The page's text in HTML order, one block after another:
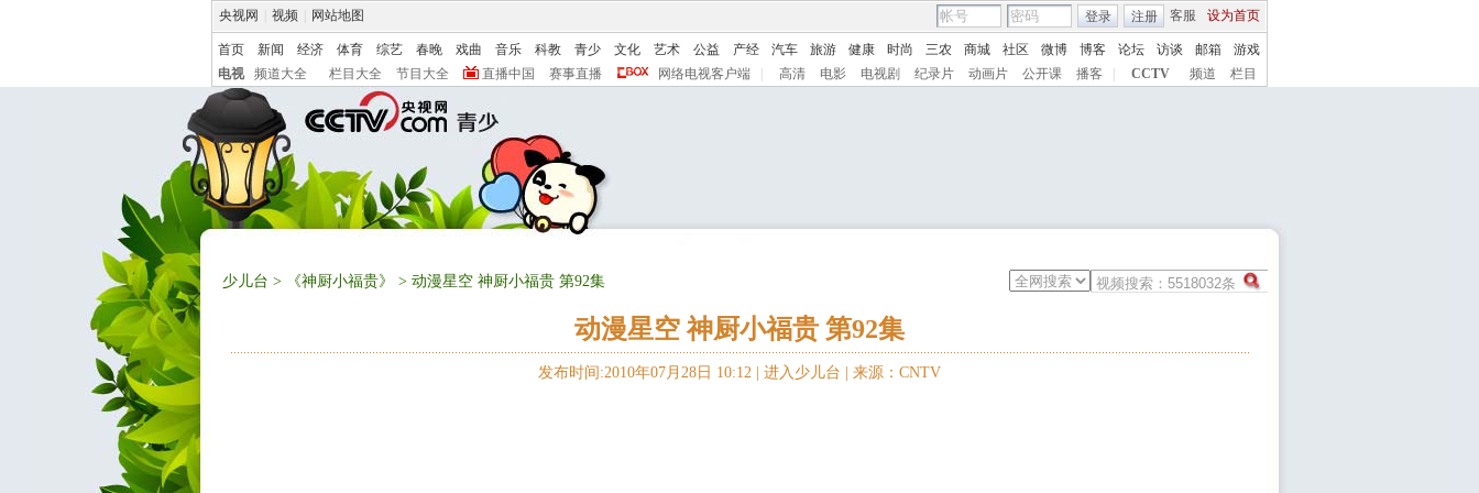
央视网 视频 网站地图 客服 设为首页
登录 注册
首页 新闻 经济 体育 综艺 春晚 戏曲 音乐 科教 青少 文化 艺术 公益 产经 汽车 旅游 健康 时尚 三农 商城 社区 微博 博客 论坛 访谈 邮箱
游戏
电视
频道大全 栏目大全 节目大全 直播中国 赛事直播 网络电视客户端 高清 电影 电视剧 纪录片 动画片 公开课 播客 CCTV 频道 栏目
少儿台 > 《神厨小福贵》 > 动漫星空 神厨小福贵 第92集
动漫星空 神厨小福贵 第92集
发布时间:2010年07月28日 10:12 | 进入少儿台 来源：CNTV